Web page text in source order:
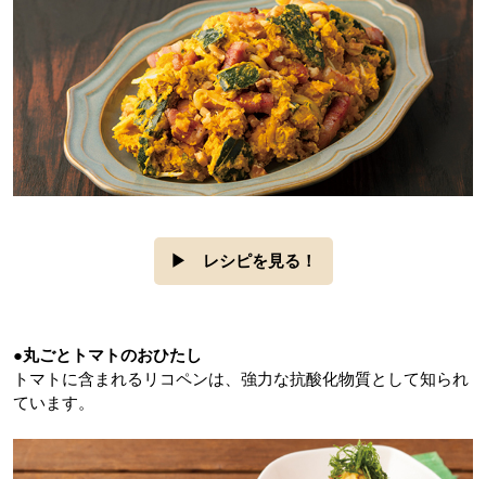
▶ レシピを見る！
●丸ごとトマトのおひたし
トマトに含まれるリコペンは、強力な抗酸化物質として知られ
ています。